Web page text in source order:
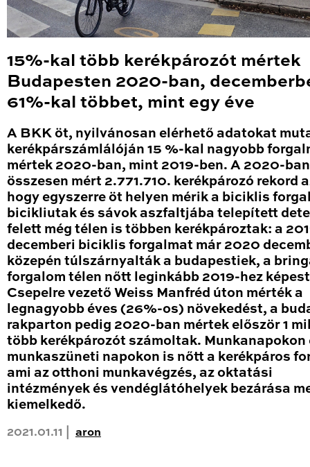
15%-kal több kerékpározót mértek
Budapesten 2020-ban,
61%-kal többet, mint egy éve
A BKK öt, nyilvánosan elérhető adatokat
kerékpárszámlálóján 15 %-kal nagyobb
mértek 2020-ban, mint 2019-ben. A 2020-ban
összesen mért 2.771.710. kerékpározó rekord
hogy egyszerre öt helyen mérik a biciklis
bicikliutak és sávok aszfaltjába telepített
felett még télen is többen kerékpároztak: a
decemberi biciklis forgalmat már 2020
közepén túlszárnyalták a budapestiek, a
forgalom télen nőtt leginkább 2019-hez
Csepelre vezető Weiss Manfréd úton mérték a
legnagyobb éves (26%-os) növekedést, a
rakparton pedig 2020-ban mértek először 1
több kerékpározót számoltak. Munkanapokon
munkaszüneti napokon is nőtt a kerékpáros
ami az otthoni munkavégzés, az oktatási
intézmények és vendéglátóhelyek bezárása
kiemelkedő.
2021.01.11 | aron